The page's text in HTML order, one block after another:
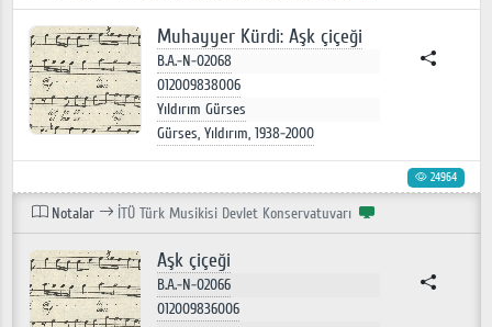
Muhayyer Kürdi: Aşk çiçeği
B.A.-N-02068
012009838006
Yıldırım Gürses
Gürses, Yıldırım, 1938-2000
24964
Notalar İTÜ Türk Musikisi Devlet Konservatuvarı
Aşk çiçeği
B.A.-N-02066
012009836006